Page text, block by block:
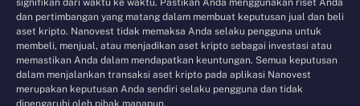
signifikan dari waktu ke waktu. Pastikan Anda menggunakan riset Anda
dan pertimbangan yang matang dalam membuat keputusan jual dan beli
aset kripto. Nanovest tidak memaksa Anda selaku pengguna untuk
membeli, menjual, atau menjadikan aset kripto sebagai investasi atau
memastikan Anda dalam mendapatkan keuntungan. Semua keputusan
dalam menjalankan transaksi aset kripto pada aplikasi Nanovest
merupakan keputusan Anda sendiri selaku pengguna dan tidak
dipengaruhi oleh pihak manapun.